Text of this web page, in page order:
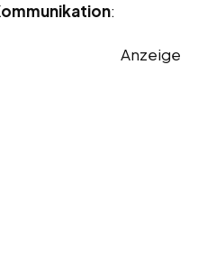
:
Anzeige